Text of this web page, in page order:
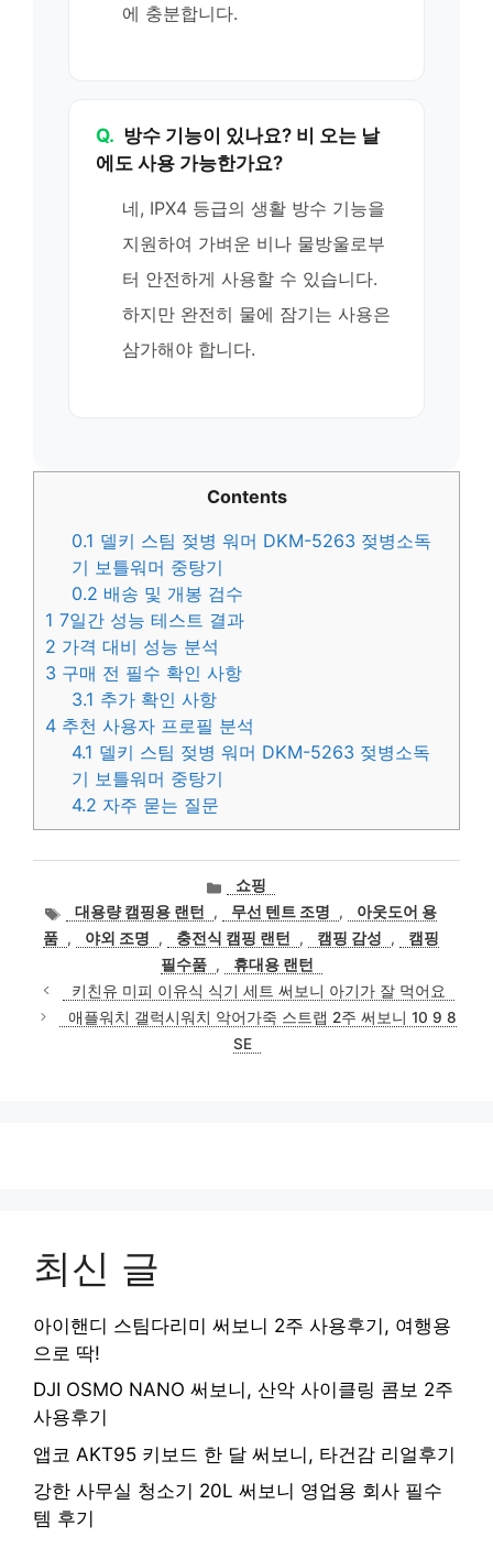
에 충분합니다.
Q. 방수 기능이 있나요? 비 오는 날
에도 사용 가능한가요?
네, IPX4 등급의 생활 방수 기능을
지원하여 가벼운 비나 물방울로부
터 안전하게 사용할 수 있습니다.
하지만 완전히 물에 잠기는 사용은
삼가해야 합니다.
Contents
0.1 델키 스팀 젖병 워머 DKM-5263 젖병소독
기 보틀워머 중탕기
0.2 배송 및 개봉 검수
1 7일간 성능 테스트 결과
2 가격 대비 성능 분석
3 구매 전 필수 확인 사항
3.1 추가 확인 사항
4 추천 사용자 프로필 분석
4.1 델키 스팀 젖병 워머 DKM-5263 젖병소독
기 보틀워머 중탕기
4.2 자주 묻는 질문
카
테
고
리
쇼핑
태대용량 캠핑용 랜턴 , 무선 텐트 조명 ,
아웃도어 용
품 , 야외 조명 , 충전식 캠핑 랜턴 , 캠핑 감성 ,
캠핑
필수품 ,
휴대용 랜턴
키친유 미피 이유식 식기 세트 써보니 아기가 잘 먹어요
애플워치 갤럭시워치 악어가죽 스트랩 2주 써보니 10 9 8
SE
최신 글
아이핸디 스팀다리미 써보니 2주 사용후기, 여행용
으로 딱!
DJI OSMO NANO 써보니, 산악 사이클링 콤보 2주
사용후기
앱코 AKT95 키보드 한 달 써보니, 타건감 리얼후기
강한 사무실 청소기 20L 써보니 영업용 회사 필수
템 후기